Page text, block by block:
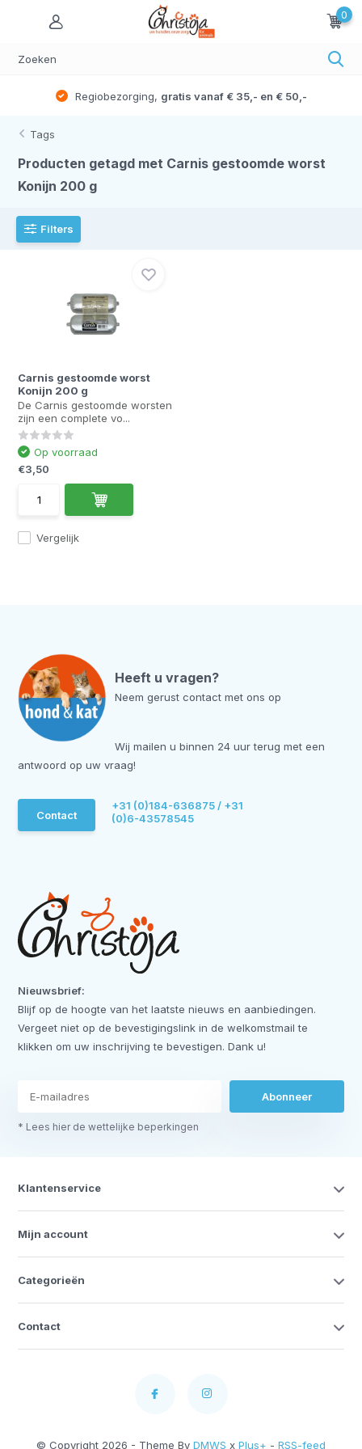
0
Regiobezorging, gratis vanaf € 35,- en € 50,-
Tags
Producten getagd met Carnis gestoomde worst
Konijn 200 g
Filters
Carnis gestoomde worst
Konijn 200 g
De Carnis gestoomde worsten
zijn een complete vo...
Vergelijk
Op voorraad
€3,50
Heeft u vragen?
Neem gerust contact met ons op
Wij mailen u binnen 24 uur terug met een
antwoord op uw vraag!
Contact
+31 (0)184-636875 / +31
(0)6-43578545
Nieuwsbrief:
Blijf op de hoogte van het laatste nieuws en aanbiedingen.
Vergeet niet op de bevestigingslink in de welkomstmail te
klikken om uw inschrijving te bevestigen. Dank u!
Abonneer
* Lees hier de wettelijke beperkingen
Klantenservice
Mijn account
Categorieën
Contact
© Copyright 2026 - Theme By DMWS x Plus+ - RSS-feed